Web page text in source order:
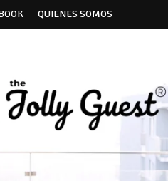
QUIENES SOMOS